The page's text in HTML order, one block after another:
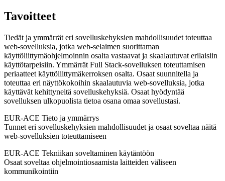
Tavoitteet
Tiedät ja ymmärrät eri sovelluskehyksien mahdollisuudet toteuttaa
web-sovelluksia, jotka web-selaimen suorittaman
käyttöliittymäohjelmoinnin osalta vastaavat ja skaalautuvat erilaisiin
käyttötarpeisiin. Ymmärrät Full Stack-sovelluksen toteuttamisen
periaatteet käyttöliittymäkerroksen osalta. Osaat suunnitella ja
toteuttaa eri näyttökokoihin skaalautuvia web-sovelluksia, jotka
käyttävät kehittyneitä sovelluskehyksiä. Osaat hyödyntää
sovelluksen ulkopuolista tietoa osana omaa sovellustasi.
EUR-ACE Tieto ja ymmärrys
Tunnet eri sovelluskehyksien mahdollisuudet ja osaat soveltaa näitä
web-sovelluksien toteuttamiseen
EUR-ACE Tekniikan soveltaminen käytäntöön
Osaat soveltaa ohjelmointiosaamista laitteiden väliseen
kommunikointiin